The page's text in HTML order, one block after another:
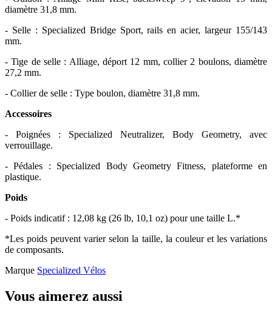
diamètre 31,8 mm.
- Selle : Specialized Bridge Sport, rails en acier, largeur 155/143
mm.
- Tige de selle : Alliage, déport 12 mm, collier 2 boulons, diamètre
27,2 mm.
- Collier de selle : Type boulon, diamètre 31,8 mm.
Accessoires
- Poignées : Specialized Neutralizer, Body Geometry, avec
verrouillage.
- Pédales : Specialized Body Geometry Fitness, plateforme en
plastique.
Poids
- Poids indicatif : 12,08 kg (26 lb, 10,1 oz) pour une taille L.*
*Les poids peuvent varier selon la taille, la couleur et les variations
de composants.
Marque Specialized Vélos
Vous aimerez aussi